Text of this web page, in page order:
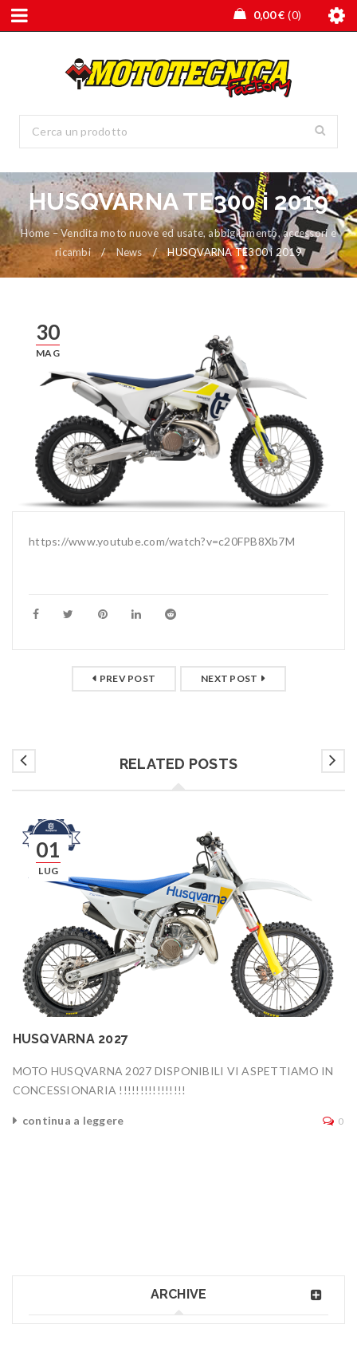
0,00€ 0
HUSQVARNA TE300 i 2019
Home – Vendita moto nuove ed usate, abbigliamento, accessori e
ricambi
/ News / HUSQVARNA TE300 i 2019
30
MAG
https://www.youtube.com/watch?v=c20FPB8Xb7M
PREV POST NEXT POST
RELATED POSTS
01
LUG
HUSQVARNA 2027
MOTO HUSQVARNA 2027 DISPONIBILI VI ASPETTIAMO IN
CONCESSIONARIA !!!!!!!!!!!!!!!!
continua a leggere 0
ARCHIVE